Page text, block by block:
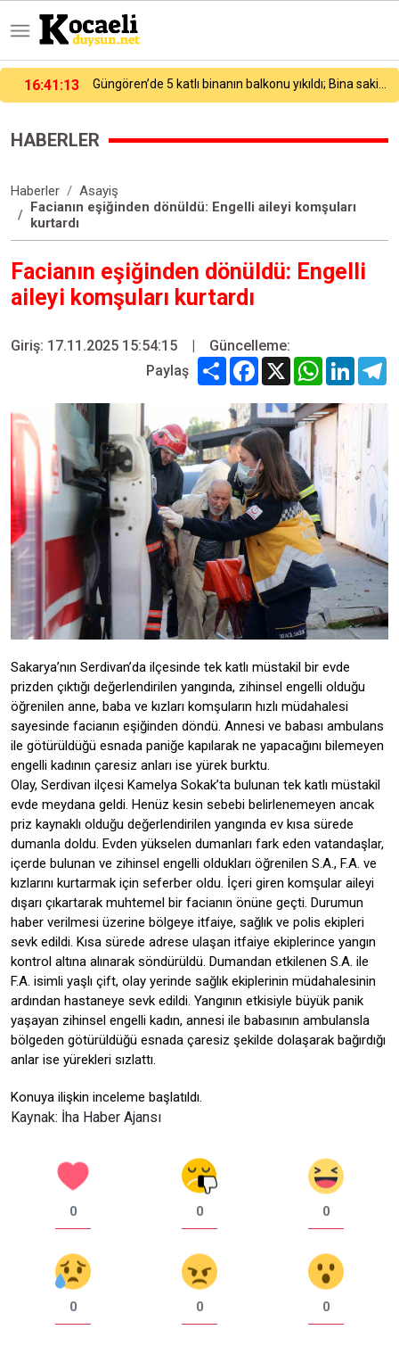
16:01 Körfezin iki yakası 471 yüzücüyle buluştu
HABERLER
Haberler
Asayiş
Facianın eşiğinden dönüldü: Engelli aileyi komşuları
kurtardı
Facianın eşiğinden dönüldü: Engelli
aileyi komşuları kurtardı
Giriş: 17.11.2025 15:54:15 |
Güncelleme:
Paylaş
Share Facebook
X WhatsApp
Sakarya’nın Serdivan’da ilçesinde tek katlı müstakil bir evde
prizden çıktığı değerlendirilen yangında, zihinsel engelli olduğu
öğrenilen anne, baba ve kızları komşuların hızlı müdahalesi
sayesinde facianın eşiğinden döndü. Annesi ve babası ambulans
ile götürüldüğü esnada paniğe kapılarak ne yapacağını bilemeyen
engelli kadının çaresiz anları ise yürek burktu.
Olay, Serdivan ilçesi Kamelya Sokak’ta bulunan tek katlı müstakil
evde meydana geldi. Henüz kesin sebebi belirlenemeyen ancak
priz kaynaklı olduğu değerlendirilen yangında ev kısa sürede
dumanla doldu. Evden yükselen dumanları fark eden vatandaşlar,
içerde bulunan ve zihinsel engelli oldukları öğrenilen S.A., F.A. ve
kızlarını kurtarmak için seferber oldu. İçeri giren komşular aileyi
dışarı çıkartarak muhtemel bir facianın önüne geçti. Durumun
haber verilmesi üzerine bölgeye itfaiye, sağlık ve polis ekipleri
sevk edildi. Kısa sürede adrese ulaşan itfaiye ekiplerince yangın
kontrol altına alınarak söndürüldü. Dumandan etkilenen S.A. ile
F.A. isimli yaşlı çift, olay yerinde sağlık ekiplerinin müdahalesinin
ardından hastaneye sevk edildi. Yangının etkisiyle büyük panik
yaşayan zihinsel engelli kadın, annesi ile babasının ambulansla
bölgeden götürüldüğü esnada çaresiz şekilde dolaşarak bağırdığı
anlar ise yürekleri sızlattı.
Konuya ilişkin inceleme başlatıldı.
Kaynak: İha Haber Ajansı
0 0 0
0 0 0